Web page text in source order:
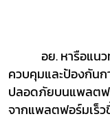
อย. หารือแน
ควบคุมและป้องกัน
ปลอดภัยบนแพลตฟ
จากแพลตฟอร์มเร็